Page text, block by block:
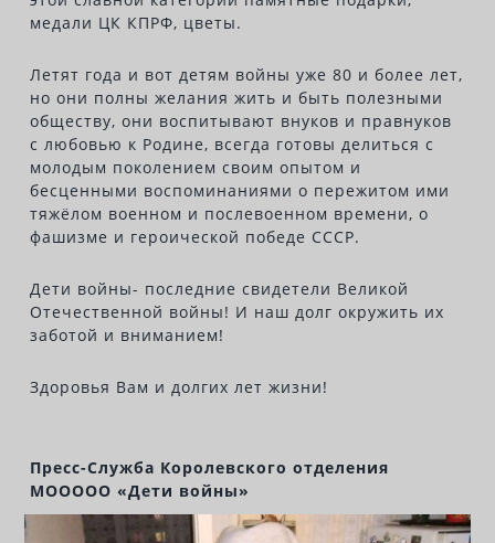
медали ЦК КПРФ, цветы.
Летят года и вот детям войны уже 80 и более лет,
но они полны желания жить и быть полезными
обществу, они воспитывают внуков и правнуков
с любовью к Родине, всегда готовы делиться с
молодым поколением своим опытом и
бесценными воспоминаниями о пережитом ими
тяжёлом военном и послевоенном времени, о
фашизме и героической победе СССР.
Дети войны- последние свидетели Великой
Отечественной войны! И наш долг окружить их
заботой и вниманием!
Здоровья Вам и долгих лет жизни!
Пресс-Служба Королевского отделения
МООООО «Дети войны»